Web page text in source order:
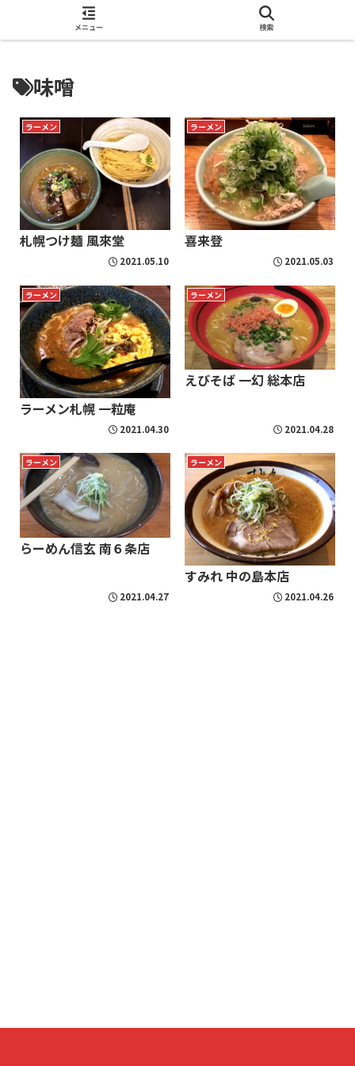
味噌
ラーメン
札幌つけ麺 風來堂
2021.05.10
ラーメン
喜来登
2021.05.03
ラーメン
ラーメン札幌 一粒庵
2021.04.30
ラーメン
えびそば 一幻 総本店
2021.04.28
ラーメン
らーめん信玄 南６条店
2021.04.27
ラーメン
すみれ 中の島本店
2021.04.26
メニュー 検索